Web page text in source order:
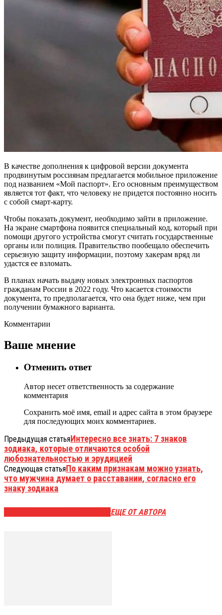
В качестве дополнения к цифровой версии документа
продвинутым россиянам предлагается мобильное приложение
под названием «Мой паспорт». Его основным преимуществом
является тот факт, что человеку не придется постоянно носить
с собой смарт-карту.
Чтобы показать документ, необходимо зайти в приложение.
На экране смартфона появится специальный код, который при
помощи другого устройства смогут считать государственные
органы или полиция. Правительство пообещало обеспечить
серьезную защиту информации, поэтому хакерам вряд ли
удастся ее взломать.
В планах начать выдачу новых электронных паспортов
гражданам России в 2022 году. Что касается стоимости
документа, то предполагается, что она будет ниже, чем при
получении бумажного варианта.
Комментарии
Ваше мнение
Отменить ответ
Автор несет ответственность за содержание
комментария
Сохранить моё имя, email и адрес сайта в этом браузере
для последующих моих комментариев.
Предыдущая статьяИнтересно все знать: 7 знаков
зодиака, которые отличаются особой
любознательностью и эрудицией
Следующая статьяПо каким признакам можно узнать,
что мужчина думает о расставании, согласно его
знаку зодиака
ЕЩЕ ОТ АВТОРА